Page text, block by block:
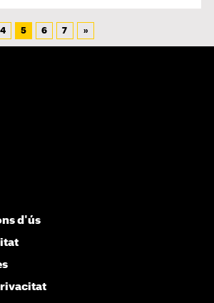
4 5 6 7 »
d'ús